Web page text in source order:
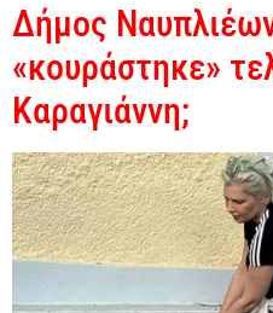
Δήμος
«κουράστηκε»
Καραγιάννη;